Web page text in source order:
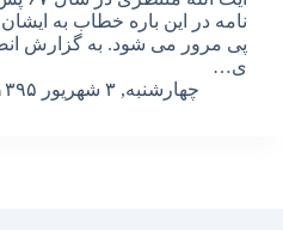
نامه در این باره خطاب به
پی مرور می شود. به گزارش
ی…
چهارشنبه, ۳ شهریور ۱۳۹۵ – ۲۳:۵۶